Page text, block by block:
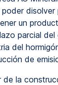
disolver
un
parcial
del
de
de la